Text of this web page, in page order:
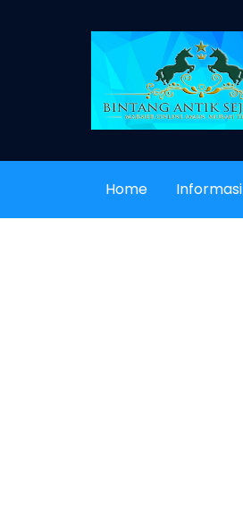
Home Informasi